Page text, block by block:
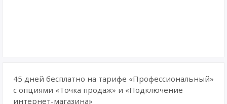
45 дней бесплатно на тарифе «Профессиональный»
с опциями «Точка продаж» и «Подключение
интернет-магазина»